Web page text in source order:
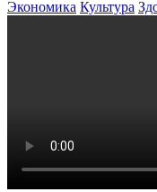
Экономика Культура